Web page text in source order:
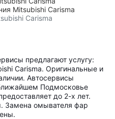
Mitsubishi Carisma
Carisma
предлагают услугу:
Carisma. Оригинальные и
Автосервисы
Подмосковье
до 2-х лет.
Замена омывателя фар